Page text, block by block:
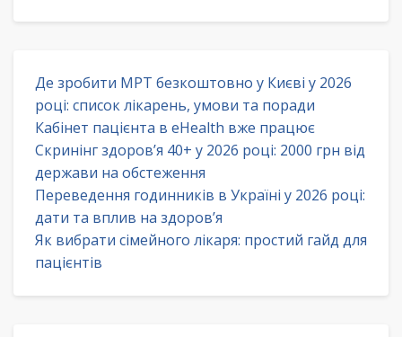
Де зробити МРТ безкоштовно у Києві у 2026
році: список лікарень, умови та поради
Кабінет пацієнта в eHealth вже працює
Скринінг здоров’я 40+ у 2026 році: 2000 грн від
держави на обстеження
Переведення годинників в Україні у 2026 році:
дати та вплив на здоров’я
Як вибрати сімейного лікаря: простий гайд для
пацієнтів